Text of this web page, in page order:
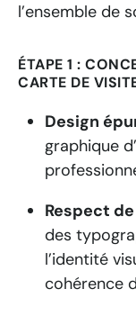
l’ensemble de
ÉTAPE 1 :
CARTE DE
Design
graphique
Respect
des
l’identité
cohérence